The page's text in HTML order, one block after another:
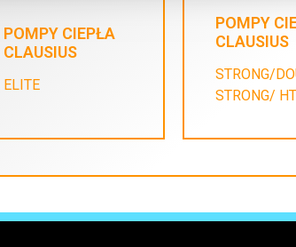
POMPY CIEPŁA
CLAUSIUS
ELITE
POMPY
CLAUSIUS
STRONG/
STRONG/ HT